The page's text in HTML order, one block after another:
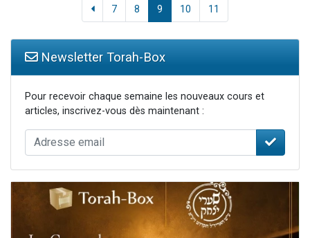
7 8 9 10 11
Newsletter Torah-Box
Pour recevoir chaque semaine les nouveaux cours et
articles, inscrivez-vous dès maintenant :